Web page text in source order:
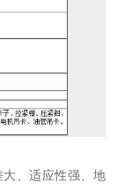
、适应性强、地